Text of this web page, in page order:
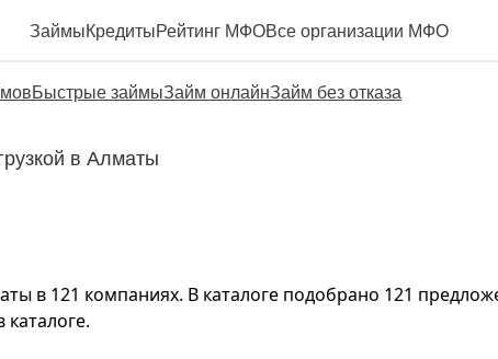
ЗаймыКредитыРейтинг МФОВсе организации МФО
Быстрые займыЗайм онлайнЗайм без отказа
в Алматы
в 121 компаниях. В каталоге подобрано 121